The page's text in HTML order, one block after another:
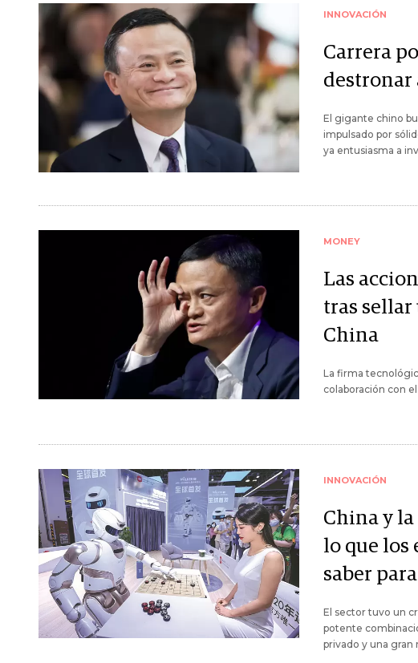
INNOVACIÓN
Carrera
destronar
El gigante chino
impulsado por
ya entusiasma a
MONEY
Las
tras sellar
China
La firma
colaboración con
INNOVACIÓN
China y
lo que los
saber
El sector tuvo un
potente
privado y una gran